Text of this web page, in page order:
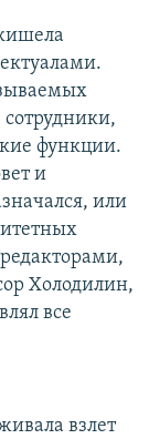
функции.
и
или
Холодилин,
все
взлет